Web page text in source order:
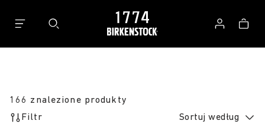
Zaloguj
się
166 znalezione produkty
Filtr
Sortuj według